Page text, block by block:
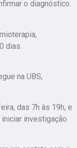
o diagnóstico.
dias.
na UBS,
das 7h às 19h, e
investigação